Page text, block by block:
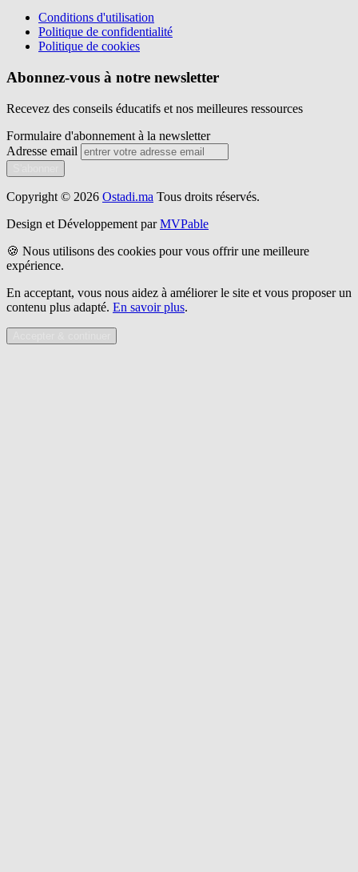
Conditions d'utilisation
Politique de confidentialité
Politique de cookies
Abonnez-vous à notre newsletter
Recevez des conseils éducatifs et nos meilleures ressources
Formulaire d'abonnement à la newsletter
Adresse email
Copyright © 2026 Ostadi.ma Tous droits réservés.
Design et Développement par MVPable
🍪 Nous utilisons des cookies pour vous offrir une meilleure
expérience.
En acceptant, vous nous aidez à améliorer le site et vous proposer un
contenu plus adapté. En savoir plus.